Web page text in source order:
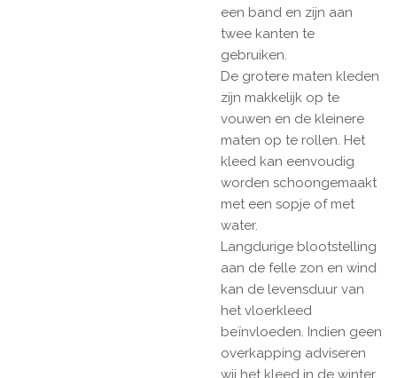
een band en zijn aan
twee kanten te
gebruiken.
De grotere maten kleden
zijn makkelijk op te
vouwen en de kleinere
maten op te rollen. Het
kleed kan eenvoudig
worden schoongemaakt
met een sopje of met
water.
Langdurige blootstelling
aan de felle zon en wind
kan de levensduur van
het vloerkleed
beïnvloeden. Indien geen
overkapping adviseren
wij het kleed in de winter